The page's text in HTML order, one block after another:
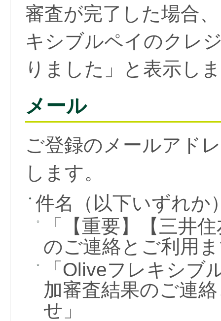
審査が完了した場合
キシブルペイのクレ
りました」と表示し
メール
ご登録のメールアド
します。
● 件名（以下いずれか
○
「【重要】【三井
のご連絡とご利用
○
「Oliveフレキシブ
加審査結果のご連
せ」